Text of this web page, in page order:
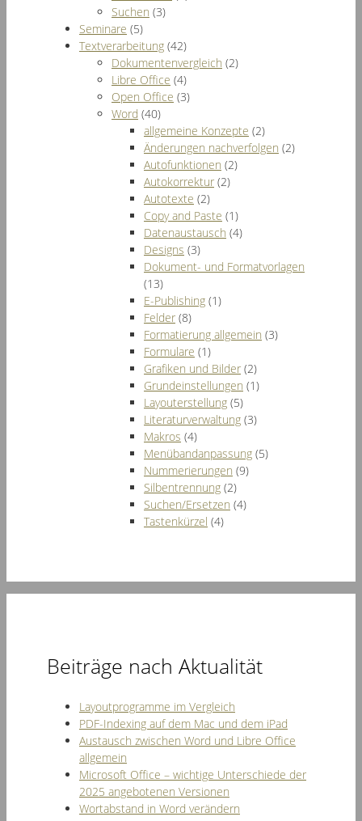
Suchen (3)
Seminare (5)
Textverarbeitung (42)
Dokumentenvergleich (2)
Libre Office (4)
Open Office (3)
Word (40)
allgemeine Konzepte (2)
Änderungen nachverfolgen (2)
Autofunktionen (2)
Autokorrektur (2)
Autotexte (2)
Copy and Paste (1)
Datenaustausch (4)
Designs (3)
Dokument- und Formatvorlagen
(13)
E-Publishing (1)
Felder (8)
Formatierung allgemein (3)
Formulare (1)
Grafiken und Bilder (2)
Grundeinstellungen (1)
Layouterstellung (5)
Literaturverwaltung (3)
Makros (4)
Menübandanpassung (5)
Nummerierungen (9)
Silbentrennung (2)
Suchen/Ersetzen (4)
Tastenkürzel (4)
Beiträge nach Aktualität
Layoutprogramme im Vergleich
PDF-Indexing auf dem Mac und dem iPad
Austausch zwischen Word und Libre Office
allgemein
Microsoft Office – wichtige Unterschiede der
2025 angebotenen Versionen
Wortabstand in Word verändern